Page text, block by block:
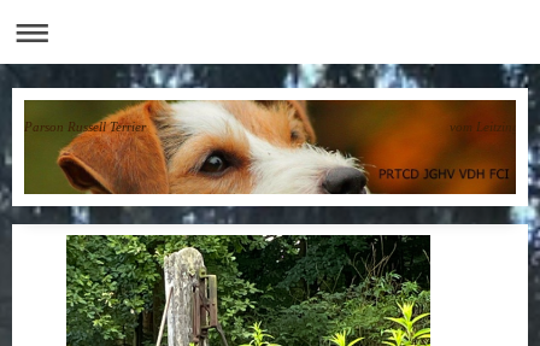
Parson Russell Terrier vom Leitzinger